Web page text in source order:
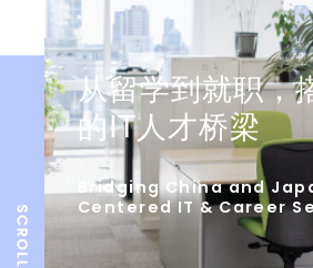
从留学到就职，
的IT人才桥梁
Bridging China and
Centered IT & Career